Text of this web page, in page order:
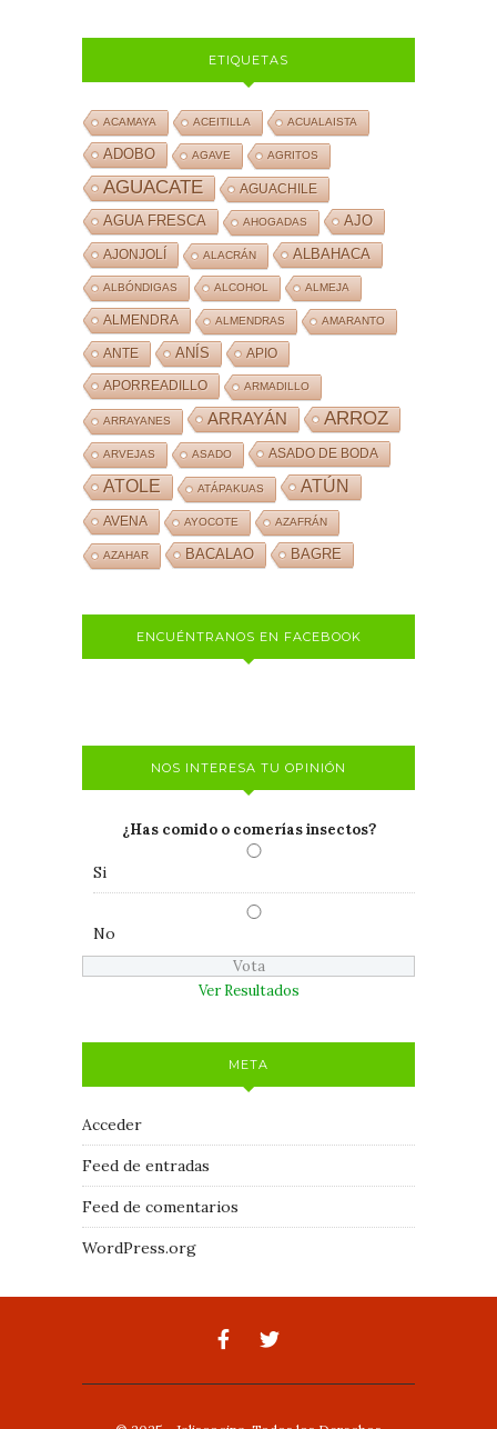
ETIQUETAS
ACAMAYA ACEITILLA ACUALAISTA
ADOBO AGAVE AGRITOS
AGUACATE AGUACHILE
AGUA FRESCA AHOGADAS AJO
AJONJOLÍ ALACRÁN ALBAHACA
ALBÓNDIGAS ALCOHOL ALMEJA
ALMENDRA ALMENDRAS AMARANTO
ANTE ANÍS APIO
APORREADILLO ARMADILLO
ARRAYANES ARRAYÁN ARROZ
ARVEJAS ASADO ASADO DE BODA
ATOLE ATÁPAKUAS ATÚN
AVENA AYOCOTE AZAFRÁN
AZAHAR BACALAO BAGRE
ENCUÉNTRANOS EN FACEBOOK
NOS INTERESA TU OPINIÓN
¿Has comido o comerías insectos?
Si
No
Ver Resultados
META
Acceder
Feed de entradas
Feed de comentarios
WordPress.org